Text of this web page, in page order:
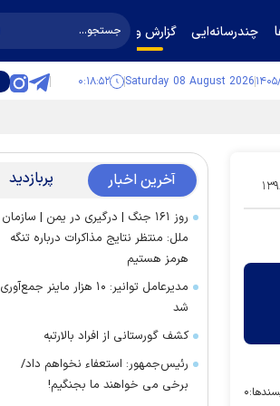
چندرسانه‌ایی گزارش و گفت‌وگو
Saturday 08 August 2026 ۰:۱۸:۵۳
۲۶
۰
آخرین اخبار پربازدید
روز ۱۶۱ جنگ | درگیری در یمن | سازمان
ملل: منتظر نتایج مذاکرات درباره تنگه
هرمز هستیم
مدیرعامل توانیر: ۱۰ هزار ماینر جمع‌آوری
شد
کشف گورستانی از افراد بالارتبه
رئیس‌جمهور: استعفاء نخواهم داد/
برخی می خواهند ما بجنگیم!